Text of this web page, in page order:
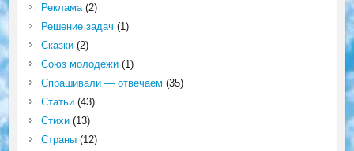
Реклама(2)
Решение задач (1)
Сказки(2)
Союз молодёжи(1)
Спрашивали — отвечаем (35)
Статьи(43)
Стихи(13)
Страны(12)